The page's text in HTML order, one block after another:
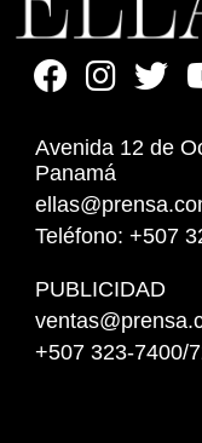
Avenida 12 de
Panamá
Teléfono: +507
PUBLICIDAD
+507 323-7400/